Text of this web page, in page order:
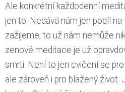
Ale konkrétní každodenní
jen to. Nedává nám jen podíl
zažijeme, to už nám nemůže
zenové meditace je už
smrti. Není to jen cvičení se
ale zároveň i pro blažený život.